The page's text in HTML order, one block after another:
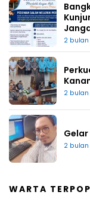
2
2
2
WARTA